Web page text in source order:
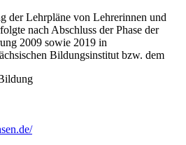
der Lehrpläne von Lehrerinnen und
nach Abschluss der Phase der
2009 sowie 2019 in
Bildungsinstitut bzw. dem